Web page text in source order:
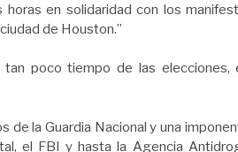
horas en solidaridad con los
de Houston.”
poco tiempo de las elecciones,
de la Guardia Nacional y una
el FBI y hasta la Agencia